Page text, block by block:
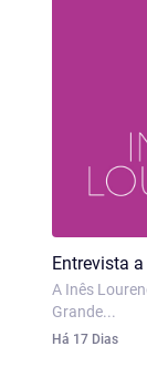
Entrevista
A Inês
Grande...
Há 17 Dias